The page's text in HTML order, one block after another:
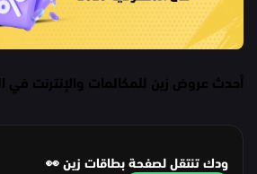
أحدث عروض زين للمكالمات والإنترنت في
ودك تنتقل لصفحة بطاقات زين 👀